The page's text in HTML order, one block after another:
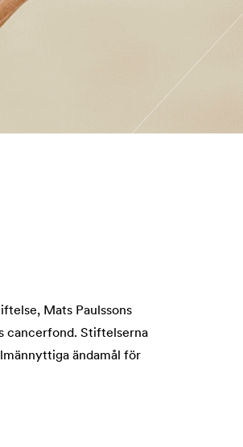
Mats Paulssons
cancerfond. Stiftelserna
ändamål för